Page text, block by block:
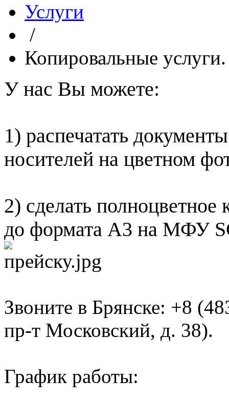
Услуги
/
Копировальные
У нас Вы можете:
1) распечатать
носителей на цветном
2) сделать
до формата А3 на МФУ
Звоните в Брянске: +8
пр-т Московский, д. 38).
График работы: